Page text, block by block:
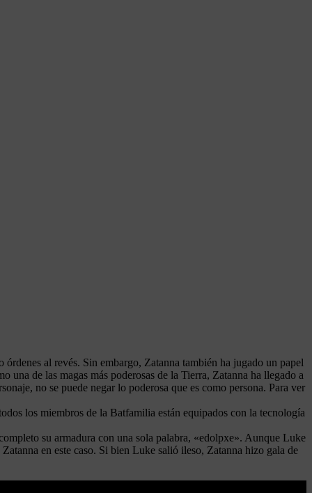
al revés. Sin embargo, Zatanna también ha jugado un papel
de las magas más poderosas de la Tierra, Zatanna ha llegado a
no se puede negar lo poderosa que es como persona. Para ver
los miembros de la Batfamilia están equipados con la tecnología
su armadura con una sola palabra, «edolpxe». Aunque Luke
en este caso. Si bien Luke salió ileso, Zatanna hizo gala de